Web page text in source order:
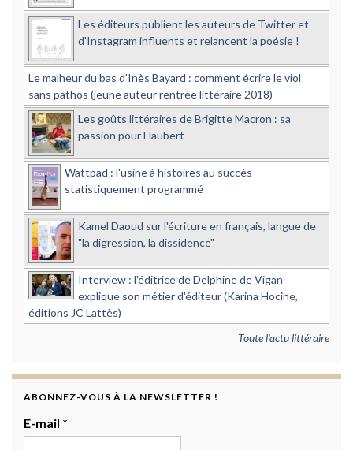
Les éditeurs publient les auteurs de Twitter et
d'Instagram influents et relancent la poésie !
Le malheur du bas d'Inès Bayard : comment écrire le viol
sans pathos (jeune auteur rentrée littéraire 2018)
Les goûts littéraires de Brigitte Macron : sa
passion pour Flaubert
Wattpad : l'usine à histoires au succès
statistiquement programmé
Kamel Daoud sur l'écriture en français, langue de
"la digression, la dissidence"
Interview : l'éditrice de Delphine de Vigan
explique son métier d'éditeur (Karina Hocine,
éditions JC Lattès)
Toute l'actu littéraire
ABONNEZ-VOUS À LA NEWSLETTER !
E-mail *